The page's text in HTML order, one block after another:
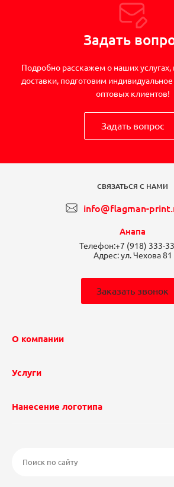
Задать
Подробно расскажем о наших услугах,
доставки, подготовим
оптовых клиентов!
Задать вопрос
СВЯЗАТЬСЯ С НАМИ
info@flagman-
Анапа
Телефон:+7 (918) 333-
Адрес:ул. Чехова 81
Заказать звонок
О компании
Услуги
Нанесение логотипа